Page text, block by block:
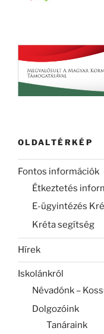
OLDALTÉRKÉP
Fontos információk
Étkeztetés
E-ügyintézés
Kréta segítség
Hírek
Iskolánkról
Névadónk –
Dolgozóink
Tanáraink